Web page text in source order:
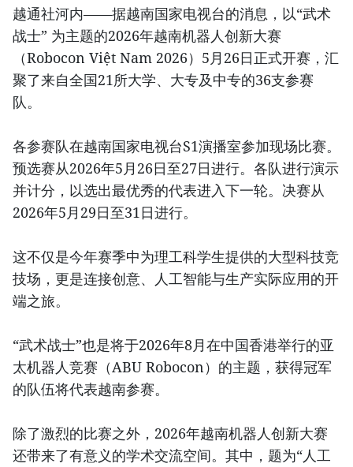
越通社河内——据越南国家电视台的消息，以“武术
战士” 为主题的2026年越南机器人创新大赛
（Robocon Việt Nam 2026）5月26日正式开赛，汇
聚了来自全国21所大学、大专及中专的36支参赛
队。
各参赛队在越南国家电视台S1演播室参加现场比赛。
预选赛从2026年5月26日至27日进行。各队进行演示
并计分，以选出最优秀的代表进入下一轮。决赛从
2026年5月29日至31日进行。
这不仅是今年赛季中为理工科学生提供的大型科技竞
技场，更是连接创意、人工智能与生产实际应用的开
端之旅。
“武术战士”也是将于2026年8月在中国香港举行的亚
太机器人竞赛（ABU Robocon）的主题，获得冠军
的队伍将代表越南参赛。
除了激烈的比赛之外，2026年越南机器人创新大赛
还带来了有意义的学术交流空间。其中，题为“人工